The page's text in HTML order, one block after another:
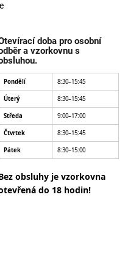
doba pro osobní
a vzorkovnu s
Pondělí 8:30–15:45
Úterý 8:30–15:45
Středa 9:00–17:00
Čtvrtek 8:30–15:45
Pátek 8:30–15:00
obsluhy je vzorkovna
do 18 hodin!